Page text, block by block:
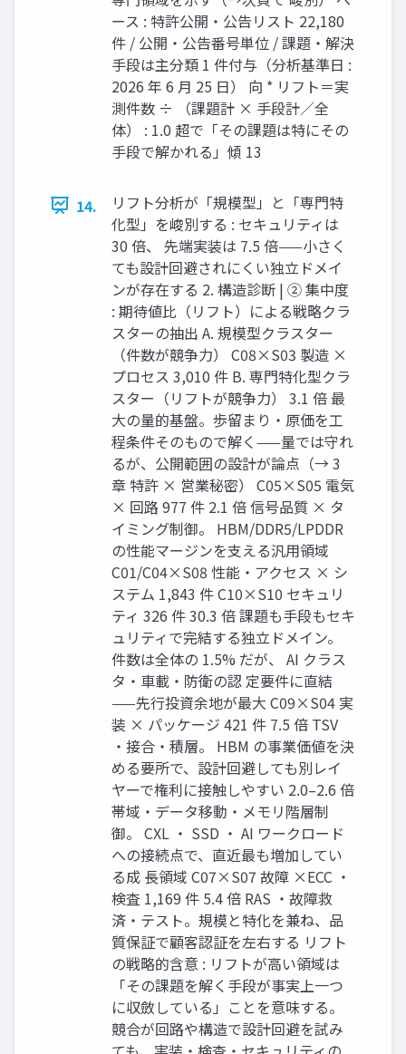
ース : 特許公開・公告リスト 22,180
件 / 公開・公告番号単位 / 課題・解決
手段は主分類 1 件付与（分析基準日 :
2026 年 6 月 25 日） 向 * リフト＝実
測件数 ÷ （課題計 × 手段計／全
体） : 1.0 超で「その課題は特にその
手段で解かれる」傾 13
14.
リフト分析が「規模型」と「専門特
化型」を峻別する : セキュリティは
30 倍、 先端実装は 7.5 倍——小さく
ても設計回避されにくい独立ドメイ
ンが存在する 2. 構造診断 | ② 集中度
: 期待値比（リフト）による戦略クラ
スターの抽出 A. 規模型クラスター
（件数が競争力） C08×S03 製造 ×
プロセス 3,010 件 B. 専門特化型クラ
スター（リフトが競争力） 3.1 倍 最
大の量的基盤。歩留まり・原価を工
程条件そのもので解く——量では守れ
るが、公開範囲の設計が論点（→ 3
章 特許 × 営業秘密） C05×S05 電気
× 回路 977 件 2.1 倍 信号品質 × タ
イミング制御。 HBM/DDR5/LPDDR
の性能マージンを支える汎用領域
C01/C04×S08 性能・アクセス × シ
ステム 1,843 件 C10×S10 セキュリ
ティ 326 件 30.3 倍 課題も手段もセキ
ュリティで完結する独立ドメイン。
件数は全体の 1.5% だが、 AI クラス
タ・車載・防衛の認 定要件に直結
——先行投資余地が最大 C09×S04 実
装 × パッケージ 421 件 7.5 倍 TSV
・接合・積層。 HBM の事業価値を決
める要所で、設計回避しても別レイ
ヤーで権利に接触しやすい 2.0–2.6 倍
帯域・データ移動・メモリ階層制
御。 CXL ・ SSD ・ AI ワークロード
への接続点で、直近最も増加してい
る成 長領域 C07×S07 故障 ×ECC ・
検査 1,169 件 5.4 倍 RAS ・故障救
済・テスト。規模と特化を兼ね、品
質保証で顧客認証を左右する リフト
の戦略的含意 : リフトが高い領域は
「その課題を解く手段が事実上一つ
に収斂している」ことを意味する。
競合が回路や構造で設計回避を試み